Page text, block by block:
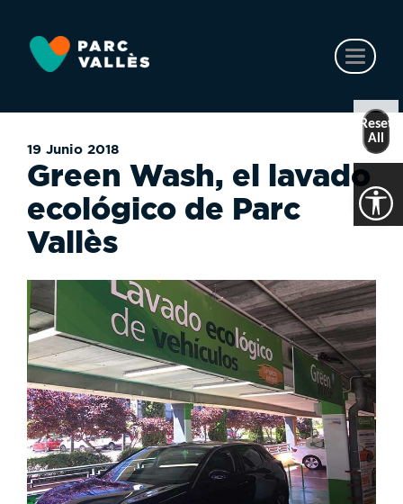
contenido
principal
19 Junio 2018
Green Wash, el lavado
ecológico de Parc
Vallès
Reset
All